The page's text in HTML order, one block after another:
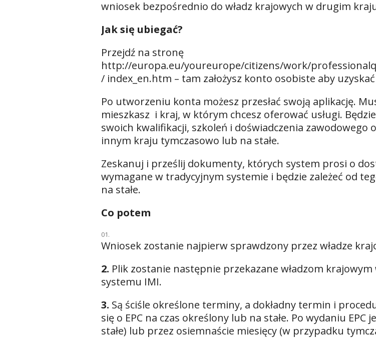
wniosek bezpośrednio do władz krajowych w drugim
Jak się ubiegać?
Przejdź na stronę
http://europa.eu/youreurope/citizens/work/
/ index_en.htm – tam założysz konto osobiste aby
Po utworzeniu konta możesz przesłać swoją aplikację.
mieszkasz i kraj, w którym chcesz oferować usługi.
swoich kwalifikacji, szkoleń i doświadczenia zawodowego
innym kraju tymczasowo lub na stałe.
Zeskanuj i prześlij dokumenty, których system prosi o
wymagane w tradycyjnym systemie i będzie zależeć od
na stałe.
Co potem
Wniosek zostanie najpierw sprawdzony przez władze
2. Plik zostanie następnie przekazane władzom
systemu IMI.
3. Są ściśle określone terminy, a dokładny termin i
się o EPC na czas określony lub na stałe. Po wydaniu
stałe) lub przez osiemnaście miesięcy (w przypadku